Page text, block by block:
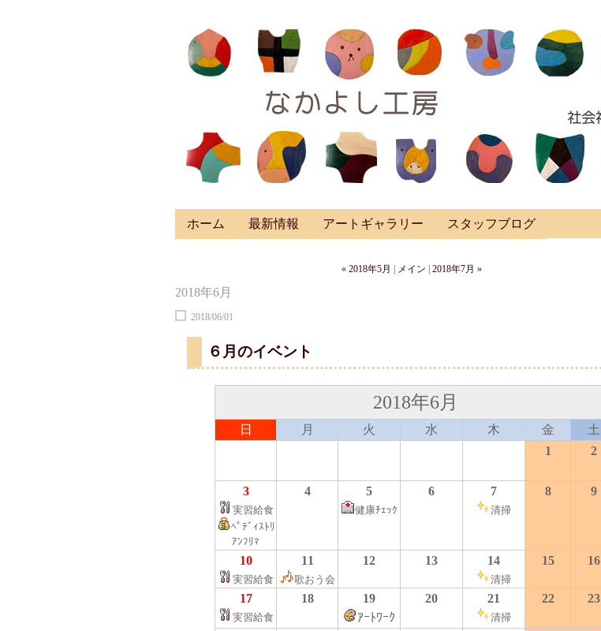
ホーム 最新情報 アートギャラリー スタッフブログ
« 2018年5月 メイン 2018年7月 »
2018年6月
2018/06/01
６月のイベント
2018年6月
日 月 火 水 木 金
土
1
2
3
実習給食
ﾍﾟﾃﾞｨｽﾄﾘ
ｱﾝﾌﾘﾏ
4 5
健康ﾁｪｯｸ
6 7
清掃
8 9
10
実習給食
11
歌おう会
12 13 14
清掃
15 16
17
実習給食
18
19
ｱｰﾄﾜｰｸ
20 21
清掃
22 23